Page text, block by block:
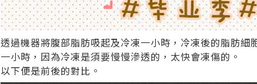
透過機器將腹部脂肪吸起及冷凍一小時，冷凍後的脂肪
一小時，因為冷凍是須要慢慢滲透的，太快會凍傷的。
以下便是前後的對比。